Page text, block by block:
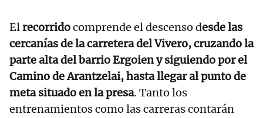
Elrecorridocomprende el descenso desde las
cercanías de la carretera del Vivero, cruzando la
parte alta del barrio Ergoien y siguiendo por el
Camino de Arantzelai, hasta llegar al punto de
meta situado en la presa. Tanto los
entrenamientos como las carreras contarán